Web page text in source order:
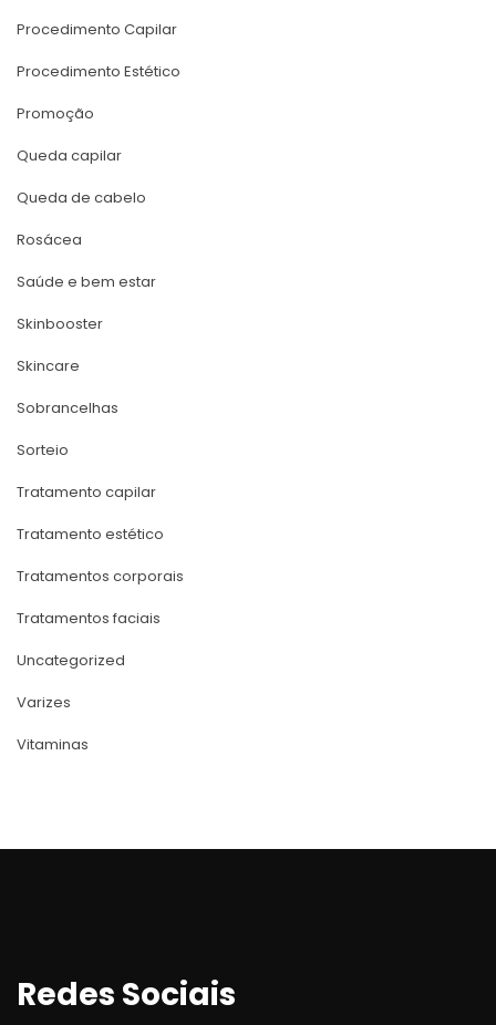
Procedimento Capilar
Procedimento Estético
Promoção
Queda capilar
Queda de cabelo
Rosácea
Saúde e bem estar
Skinbooster
Skincare
Sobrancelha
Sorteio
Tratamento capilar
Tratamento estético
Tratamentos corporai
Tratamentos faciai
Uncategorized
Varize
Vitamina
Redes Sociai